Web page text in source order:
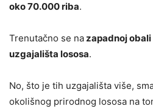
oko 70.000 riba.
Trenutačno se nazapadnoj
uzgajališta lososa.
No, što je tih uzgajališta više,
okolišnog prirodnog lososa na